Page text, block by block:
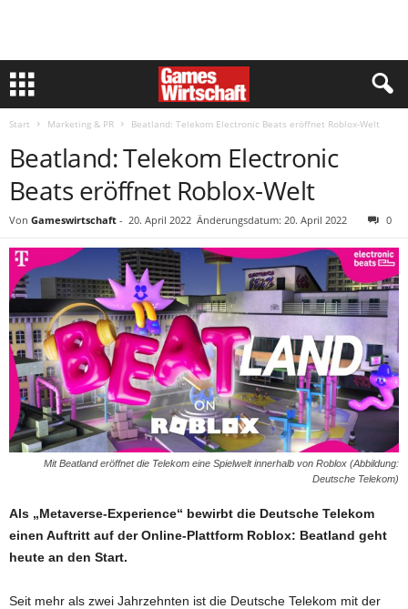
Start Marketing & PR Beatland: Telekom Electronic Beats eröffnet Roblox-Welt
Beatland: Telekom Electronic
Beats eröffnet Roblox-Welt
Von Gameswirtschaft - 20. April 2022 Änderungsdatum: 20. April 2022 0
Mit Beatland eröffnet die Telekom eine Spielwelt innerhalb von Roblox (Abbildung:
Deutsche Telekom)
Als „Metaverse-Experience“ bewirbt die Deutsche Telekom
einen Auftritt auf der Online-Plattform Roblox: Beatland geht
heute an den Start.
Seit mehr als zwei Jahrzehnten ist die Deutsche Telekom mit der